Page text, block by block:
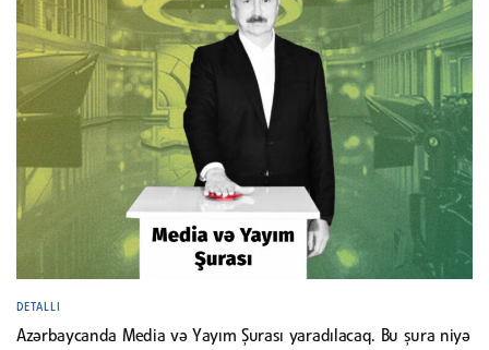
DETALLI
Azərbaycanda Media və Yayım Şurası yaradılacaq. Bu şura niyə